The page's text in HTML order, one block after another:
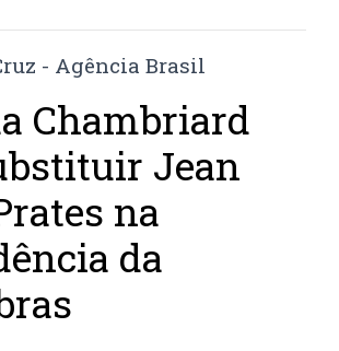
Chambriard
Jean
na
da